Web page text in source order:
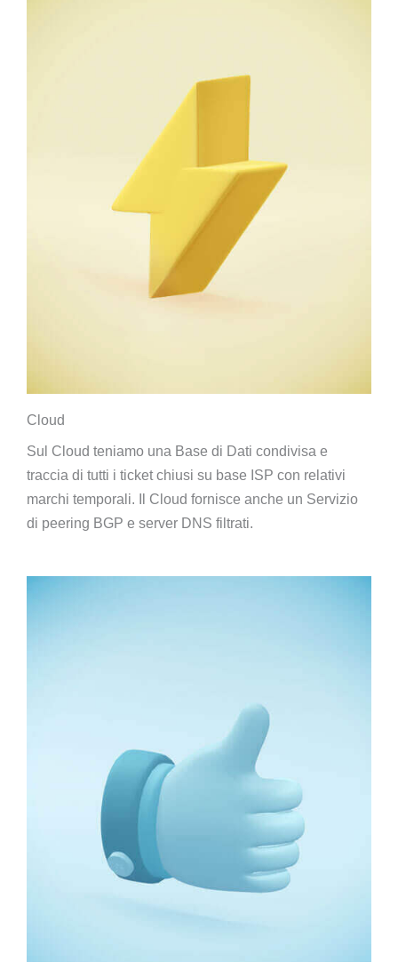
Cloud
Sul Cloud teniamo una Base di Dati condivisa e
traccia di tutti i ticket chiusi su base ISP con relativi
marchi temporali. Il Cloud fornisce anche un Servizio
di peering BGP e server DNS filtrati.